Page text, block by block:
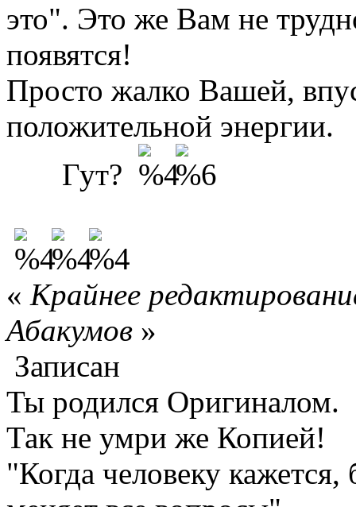
это". Это же Вам не
появятся!
Просто жалко Вашей,
положительной энергии.
Гут?
« Крайнее
Абакумов »
Записан
Ты родился Оригиналом.
Так не умри же Копией!
"Когда человеку кажется,